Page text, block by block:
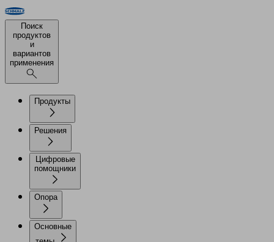
Поиск
продуктов
и
вариантов
применения
Продукты
Решения
Цифровые
помощники
Опора
Основные